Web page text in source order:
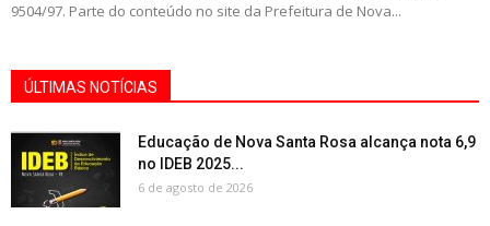
9504/97. Parte do conteúdo no site da Prefeitura de Nova...
ÚLTIMAS NOTÍCIAS
Educação de Nova Santa Rosa alcança nota 6,9
no IDEB 2025...
6 de agosto de 2026